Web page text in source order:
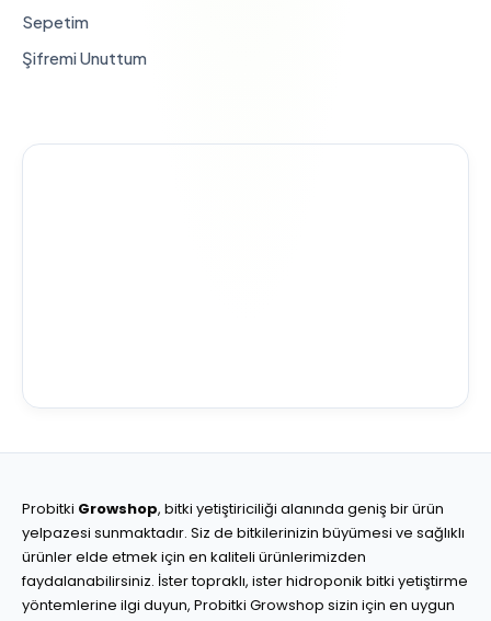
Sepetim
Şifremi Unuttum
Probitki Growshop, bitki yetiştiriciliği alanında geniş bir ürün
yelpazesi sunmaktadır. Siz de bitkilerinizin büyümesi ve sağlıklı
ürünler elde etmek için en kaliteli ürünlerimizden
faydalanabilirsiniz. İster topraklı, ister hidroponik bitki yetiştirme
yöntemlerine ilgi duyun, Probitki Growshop sizin için en uygun